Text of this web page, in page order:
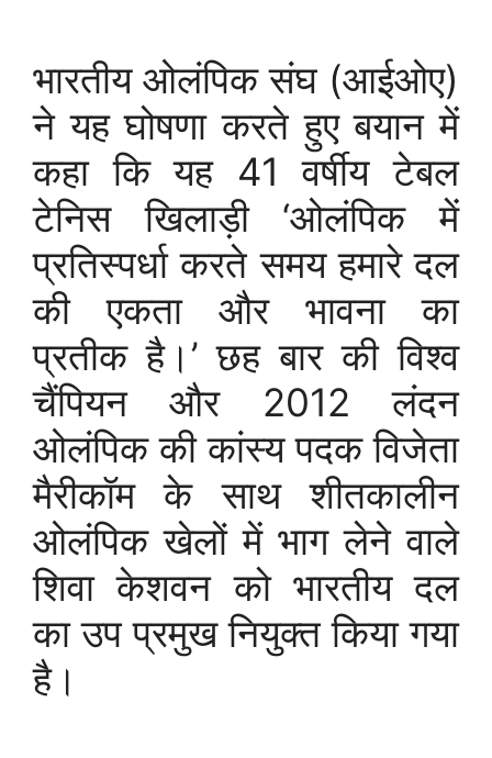
भारतीय ओलंपिक संघ (आईओए)
ने यह घोषणा करते हुए बयान में
कहा कि यह 41 वर्षीय टेबल
टेनिस खिलाड़ी ‘ओलंपिक में
प्रतिस्पर्धा करते समय हमारे दल
की एकता और भावना का
प्रतीक है।’ छह बार की विश्व
चैंपियन और 2012 लंदन
ओलंपिक की कांस्य पदक विजेता
मैरीकॉम के साथ शीतकालीन
ओलंपिक खेलों में भाग लेने वाले
शिवा केशवन को भारतीय दल
का उप प्रमुख नियुक्त किया गया
है।